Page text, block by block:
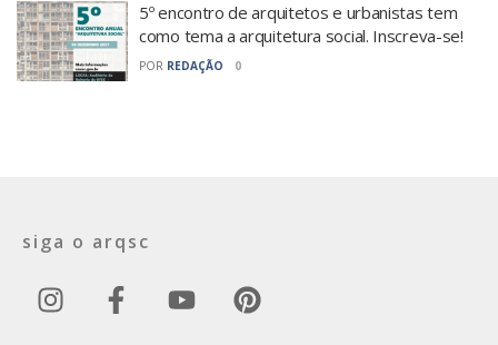
5º encontro de arquitetos e urbanistas tem
como tema a arquitetura social. Inscreva-se!
POR REDAÇÃO 0
siga o arqsc